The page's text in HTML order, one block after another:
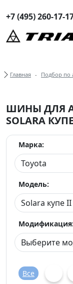
+7 (495) 260-17-
Хлебные
Главная Подбор по
ШИНЫ ДЛЯ
SOLARA
Марка:
Модель:
Модификация:
Все